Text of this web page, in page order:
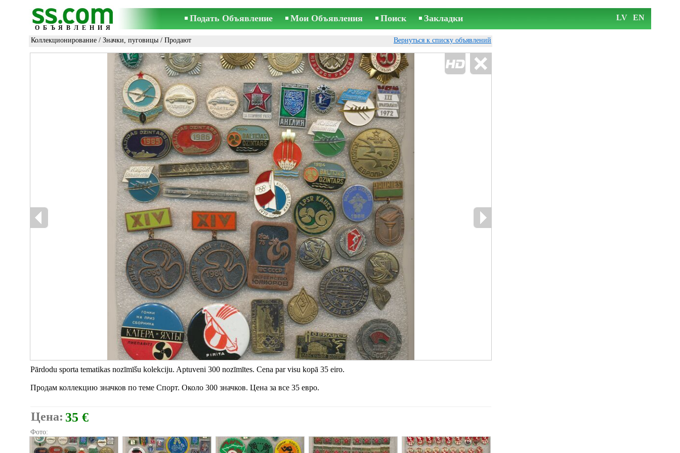
ОБЪЯВЛЕНИЯ
Подать Объявление Мои Объявления Поиск Закладки LV EN
Коллекционирование / Значки, пуговицы / Продают Вернуться к списку объявлений
Pārdodu sporta tematikas nozīmīšu kolekciju. Aptuveni 300 nozīmītes. Cena par visu kopā 35 eiro.
Продам коллекцию значков по теме Спорт. Около 300 значков. Цена за все 35 евро.
Цена: 35 €
Фото: